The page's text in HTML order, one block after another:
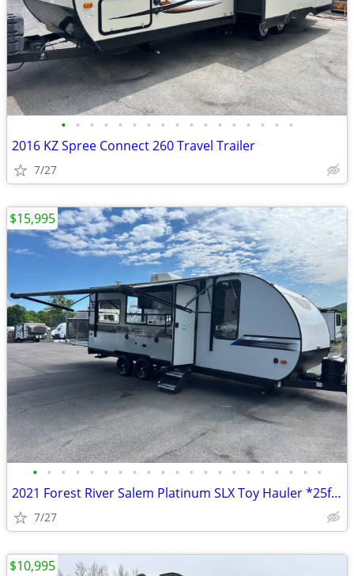
• • • • • • • • • • • • • • • • •
2016 KZ Spree Connect 260 Travel Trailer
7/27
• • • • • • • • • • • • • • • • • • • • •
2021 Forest River Salem Platinum SLX Toy Hauler *25ft*
7/27
$15,995
$10,995